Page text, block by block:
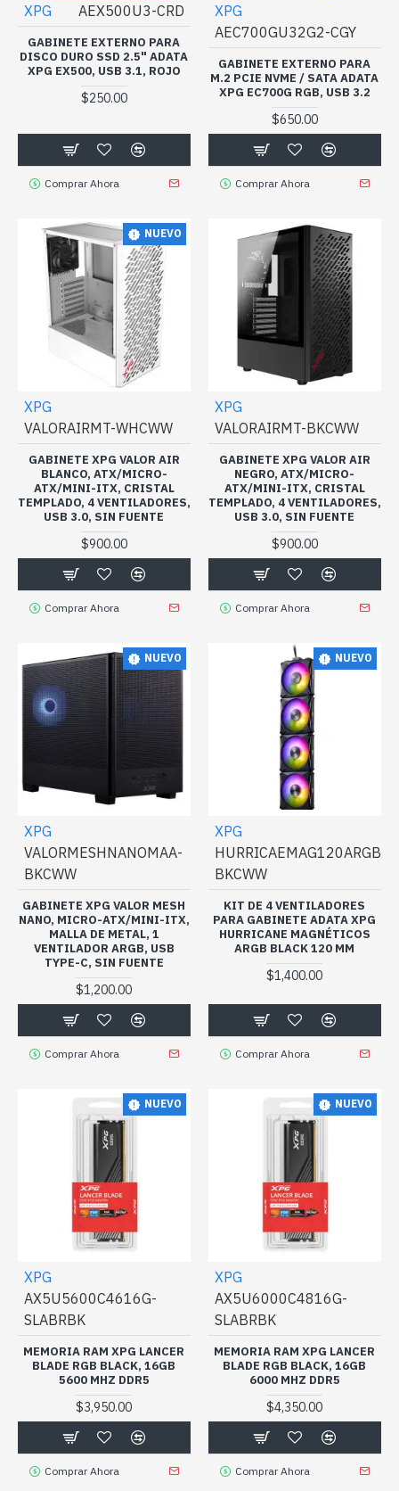
XPG AEX500U3-CRD
GABINETE EXTERNO PARA
DISCO DURO SSD 2.5" ADATA
XPG EX500, USB 3.1, ROJO
$250.00
Comprar Ahora
XPG
AEC700GU32G2-CGY
GABINETE EXTERNO PARA
M.2 PCIE NVME / SATA ADATA
XPG EC700G RGB, USB 3.2
$650.00
Comprar Ahora
NUEVO
XPG
VALORAIRMT-WHCWW
GABINETE XPG VALOR AIR
BLANCO, ATX/MICRO-
ATX/MINI-ITX, CRISTAL
TEMPLADO, 4 VENTILADORES,
USB 3.0, SIN FUENTE
$900.00
Comprar Ahora
XPG
VALORAIRMT-BKCWW
GABINETE XPG VALOR AIR
NEGRO, ATX/MICRO-
ATX/MINI-ITX, CRISTAL
TEMPLADO, 4 VENTILADORES,
USB 3.0, SIN FUENTE
$900.00
Comprar Ahora
NUEVO
XPG
VALORMESHNANOMAA-
BKCWW
GABINETE XPG VALOR MESH
NANO, MICRO-ATX/MINI-ITX,
MALLA DE METAL, 1
VENTILADOR ARGB, USB
TYPE-C, SIN FUENTE
$1,200.00
Comprar Ahora
NUEVO
XPG
BKCWW
KIT DE 4 VENTILADORES
PARA GABINETE ADATA XPG
HURRICANE MAGNÉTICOS
ARGB BLACK 120 MM
$1,400.00
Comprar Ahora
NUEVO
XPG
AX5U5600C4616G-
SLABRBK
MEMORIA RAM XPG LANCER
BLADE RGB BLACK, 16GB
5600 MHZ DDR5
$3,950.00
Comprar Ahora
NUEVO
XPG
AX5U6000C4816G-
SLABRBK
MEMORIA RAM XPG LANCER
BLADE RGB BLACK, 16GB
6000 MHZ DDR5
$4,350.00
Comprar Ahora